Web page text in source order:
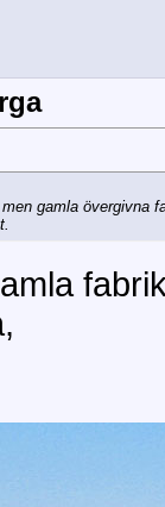
Zoega Sv: Roadtrip från
yannis Sv: Roadtrip
gamla övergivna